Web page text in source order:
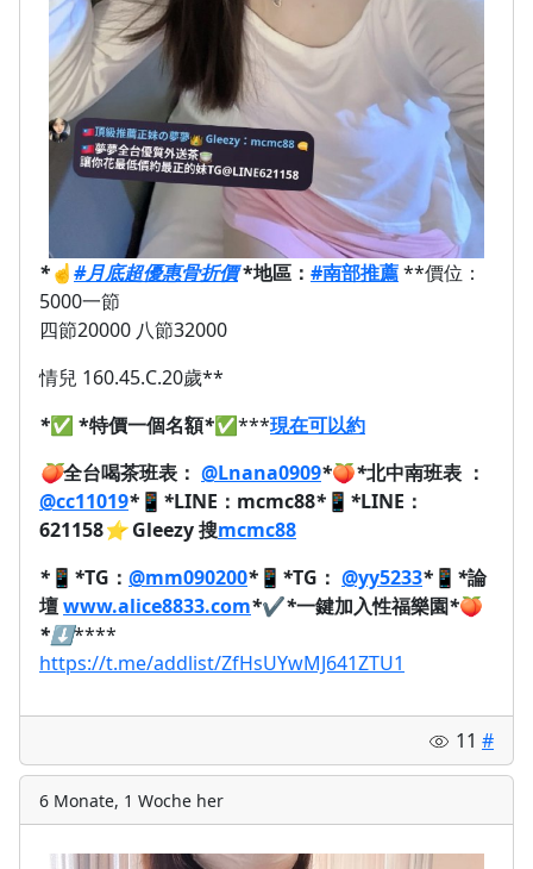
*☝️#月底超優惠骨折價*地區： #南部推薦**價位：
5000一節
四節20000 八節32000
情兒 160.45.C.20歲**
*✅ *特價一個名額*✅***現在可以約
🍑全台喝茶班表： @Lnana0909*🍑*北中南班表 ：
@cc11019* 📱 *LINE：mcmc88* 📱 *LINE：
621158⭐ Gleezy 搜mcmc88
* 📱 *TG： @mm090200* 📱 *TG： @yy5233* 📱 *論
壇www.alice8833.com*✔️*一鍵加入性福樂園*🍑
*⬇️****
https://t.me/addlist/ZfHsUYwMJ641ZTU1
11 #
6 Monate, 1 Woche her